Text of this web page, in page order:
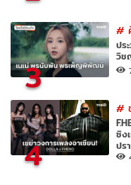
3
#
ปร
วิ
4
#
ซิง
ปร